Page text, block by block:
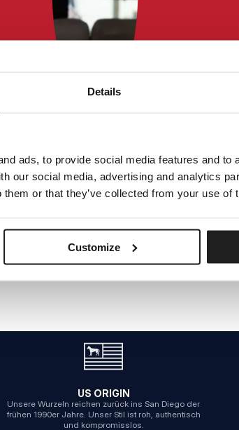
Details
ads, to provide social media features and to
our social media, advertising and analytics
them or that they’ve collected from your use of
Customize
INTERNER SERVERFEHLER
ZURÜCK ZUR STARTSEITE
US ORIGIN
Unsere Wurzeln reichen zurück ins San Diego der
frühen 1990er Jahre. Unser Stil ist roh, authentisch
und kompromisslos.